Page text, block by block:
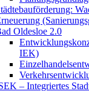
Oldesloe 2.0
IEK)
– Integriertes